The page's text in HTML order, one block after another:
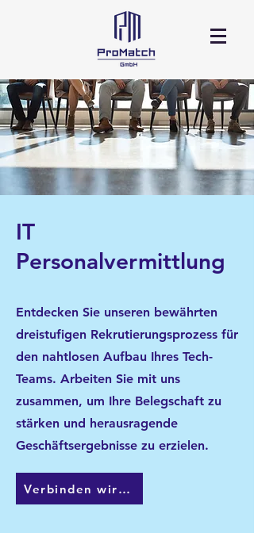
IT
Personalvermittlung
Entdecken Sie unseren bewährten
dreistufigen Rekrutierungsprozess für
den nahtlosen Aufbau Ihres Tech-
Teams. Arbeiten Sie mit uns
zusammen, um Ihre Belegschaft zu
stärken und herausragende
Geschäftsergebnisse zu erzielen.
Verbinden wir uns